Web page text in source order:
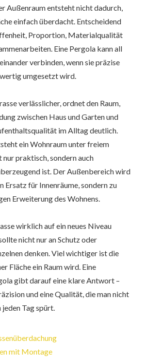
Außenraum entsteht nicht dadurch,
einfach überdacht. Entscheidend
Proportion, Materialqualität
Eine Pergola kann all
verbinden, wenn sie präzise
umgesetzt wird.
verlässlicher, ordnet den Raum,
zwischen Haus und Garten und
im Alltag deutlich.
ein Wohnraum unter freiem
nur praktisch, sondern auch
ist. Der Außenbereich wird
Ersatz für Innenräume, sondern zu
Erweiterung des Wohnens.
wirklich auf ein neues Niveau
nicht nur an Schutz oder
denken. Viel wichtiger ist die
Fläche ein Raum wird. Eine
gibt darauf eine klare Antwort –
und eine Qualität, die man nicht
jeden Tag spürt.
mit Montage